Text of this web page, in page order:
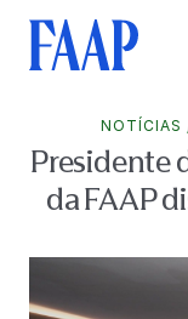
NOTÍCIAS
Presidente
da FAAP